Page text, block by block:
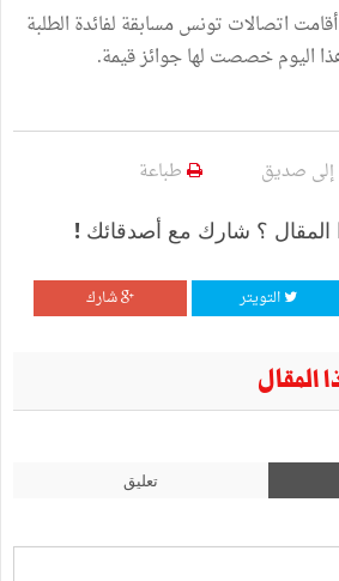
اتصالات تونس مسابقة لفائدة الطلبة
اليوم خصصت لها جوائز قيمة.
صديق طباعة
؟ شارك مع أصدقائك !
التويتر شارك
المقال
تعليق